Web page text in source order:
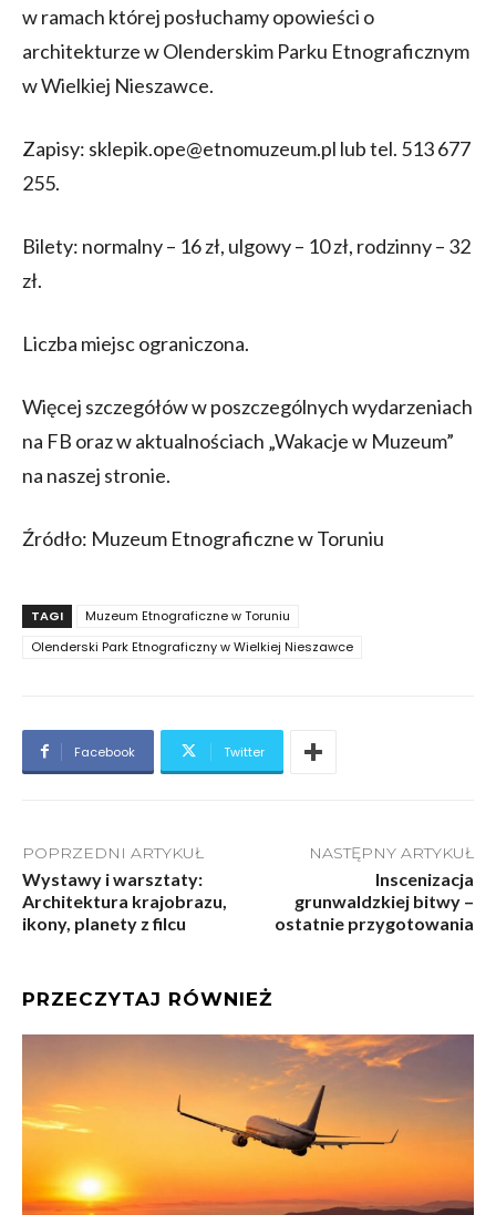
w ramach której posłuchamy opowieści o
architekturze w Olenderskim Parku Etnograficznym
w Wielkiej Nieszawce.
Zapisy: sklepik.ope@etnomuzeum.pl lub tel. 513 677
255.
Bilety: normalny – 16 zł, ulgowy – 10 zł, rodzinny – 32
zł.
Liczba miejsc ograniczona.
Więcej szczegółów w poszczególnych wydarzeniach
na FB oraz w aktualnościach „Wakacje w Muzeum”
na naszej stronie.
Źródło: Muzeum Etnograficzne w Toruniu
TAGI
Muzeum Etnograficzne w Toruniu
Olenderski Park Etnograficzny w Wielkiej Nieszawce
Facebook Twitter
POPRZEDNI ARTYKUŁ
Wystawy i warsztaty:
Architektura krajobrazu,
ikony, planety z filcu
NASTĘPNY ARTYKUŁ
Inscenizacja
grunwaldzkiej bitwy –
ostatnie przygotowania
PRZECZYTAJ RÓWNIEŻ